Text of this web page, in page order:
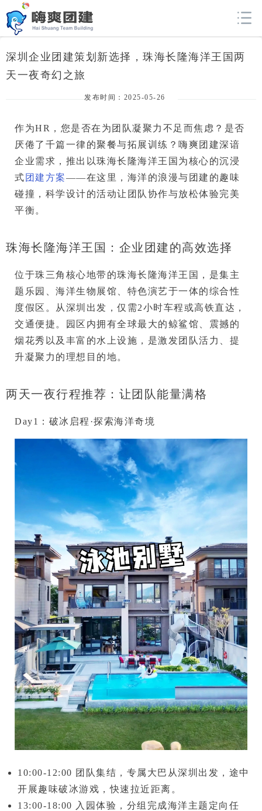
深圳企业团建策划新选择，珠海长隆海洋王国两
天一夜奇幻之旅
发布时间：2025-05-26
作为HR，您是否在为团队凝聚力不足而焦虑？是否
厌倦了千篇一律的聚餐与拓展训练？ 嗨爽团建深谙
企业需求，推出以珠海长隆海洋王国 为核心的沉浸
式 团建方案——在这里，海洋的浪漫与团建的趣味
碰撞，科学设计的活动让团队协作与放松体验完美
平衡。
珠海长隆海洋王国：企业团建的高效选择
位于珠三角核心地带的珠海长隆海洋王国，是集主
题乐园、海洋生物展馆、特色演艺于一体的综合性
度假区。从深圳出发，仅需2小时车程或高铁直达，
交通便捷。园区内拥有全球最大的鲸鲨馆、震撼的
烟花秀以及丰富的水上设施，是激发团队活力、提
升凝聚力的理想目的地。
两天一夜行程推荐：让团队能量满格
Day1：破冰启程·探索海洋奇境
10:00-12:00 团队集结，专属大巴从深圳出发，途中
开展趣味破冰游戏，快速拉近距离。
13:00-18:00 入园体验，分组完成海洋主题定向任